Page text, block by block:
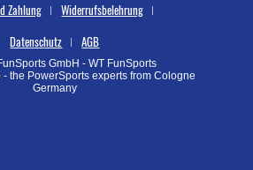
Zahlung
Widerrufsbelehrung
Datenschutz
AGB
GmbH - WT FunSports
- the PowerSports experts from Cologne
Germany